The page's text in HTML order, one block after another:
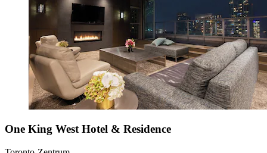
One King West Hotel & Residence